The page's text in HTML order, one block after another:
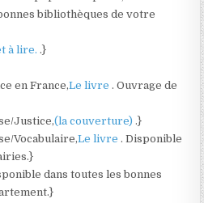
bibliothèques de votre
à lire..}
en France,Le livre. Ouvrage de
Justice,(la couverture).}
Vocabulaire,Le livre. Disponible
dans toutes les bonnes